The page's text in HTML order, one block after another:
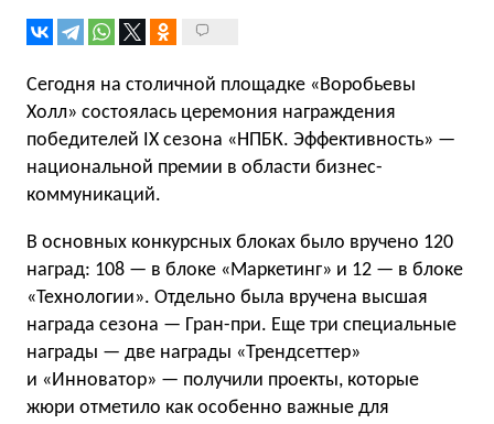
Сегодня на столичной площадке «Воробьевы
Холл» состоялась церемония награждения
победителей IX сезона «НПБК. Эффективность» —
национальной премии в области бизнес-
коммуникаций.
В основных конкурсных блоках было вручено 120
наград: 108 — в блоке «Маркетинг» и 12 — в блоке
«Технологии». Отдельно была вручена высшая
награда сезона — Гран-при. Еще три специальные
награды — две награды «Трендсеттер»
и «Инноватор» — получили проекты, которые
жюри отметило как особенно важные для